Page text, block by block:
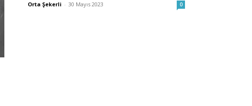
Orta Şekerli - 30 Mayıs 2023 0